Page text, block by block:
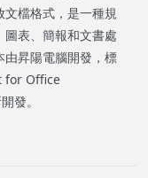
文檔格式，是一種規
表、簡報和文書處
由昇陽電腦開發，標
for Office
發。